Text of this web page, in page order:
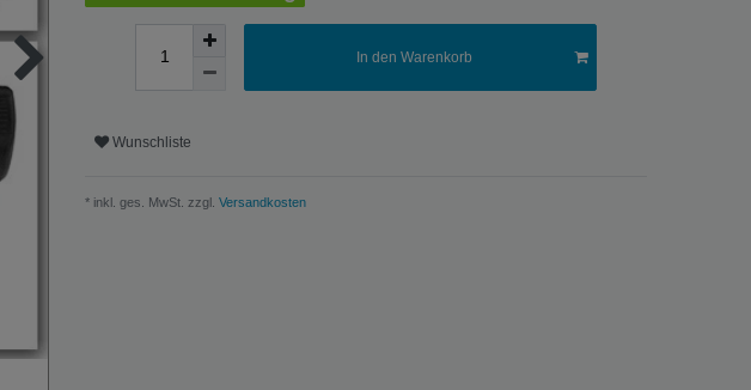
In den Warenkorb
Wunschliste
* inkl. ges. MwSt. zzgl. Versandkosten